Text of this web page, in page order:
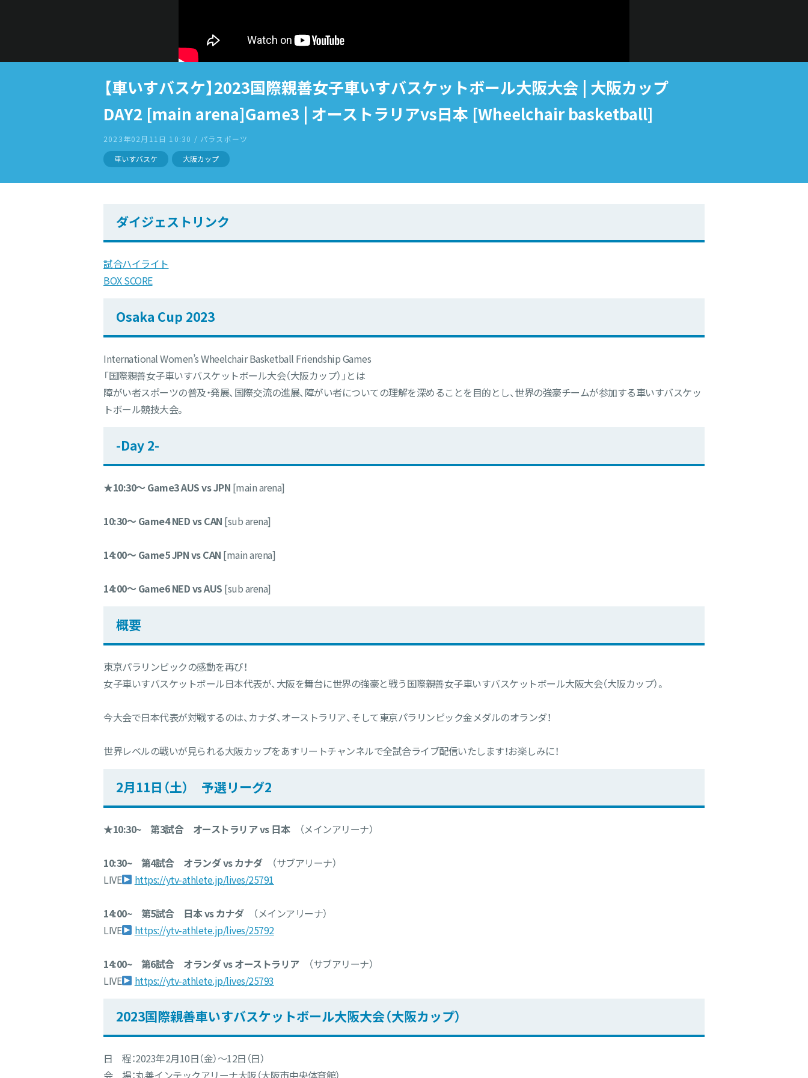
【車いすバスケ】2023国際親善女子車いすバスケットボール大阪大会 | 大阪カップ
DAY2 [main arena]Game3 | オーストラリアvs日本 [Wheelchair basketball]
2023年02月11日 10:30 / パラスポーツ
車いすバスケ
大阪カップ
ダイジェストリンク
試合ハイライト
BOX SCORE
Osaka Cup 2023
International Women’s Wheelchair Basketball Friendship Games
「国際親善女子車いすバスケットボール大会（大阪カップ）」とは
障がい者スポーツの普及・発展、国際交流の進展、障がい者についての理解を深めることを目的とし、世界の強豪チームが参加する車いすバスケッ
トボール競技大会。
-Day 2-
★10:30〜 Game3 AUS vs JPN [main arena]
10:30〜 Game4 NED vs CAN [sub arena]
14:00〜 Game5 JPN vs CAN [main arena]
14:00〜 Game6 NED vs AUS [sub arena]
概要
東京パラリンピックの感動を再び！
女子車いすバスケットボール日本代表が、大阪を舞台に世界の強豪と戦う国際親善女子車いすバスケットボール大阪大会（大阪カップ）。
今大会で日本代表が対戦するのは、カナダ、オーストラリア、そして東京パラリンピック金メダルのオランダ！
世界レベルの戦いが見られる大阪カップをあすリートチャンネルで全試合ライブ配信いたします！お楽しみに！
2月11日（土） 予選リーグ2
★10:30~ 第3試合 オーストラリア vs 日本（メインアリーナ）
10:30~ 第4試合 オランダ vs カナダ（サブアリーナ）
LIVE
https://ytv-athlete.jp/lives/25791
14:00~ 第5試合 日本 vs カナダ（メインアリーナ）
LIVE
https://ytv-athlete.jp/lives/25792
14:00~ 第6試合 オランダ vs オーストラリア（サブアリーナ）
LIVE
https://ytv-athlete.jp/lives/25793
2023国際親善車いすバスケットボール大阪大会（大阪カップ）
日 程：2023年2月10日（金）〜12日（日）